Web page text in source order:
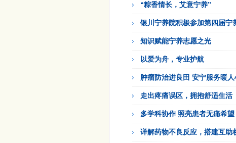
“粽香情长，艾意宁养”
银川宁养院积极参加第四届宁
知识赋能宁养志愿之光
以爱为舟，专业护航
肿瘤防治进良田 安宁服务暖人
走出疼痛误区，拥抱舒适生活
多学科协作 照亮患者无痛希望
详解药物不良反应，搭建互助